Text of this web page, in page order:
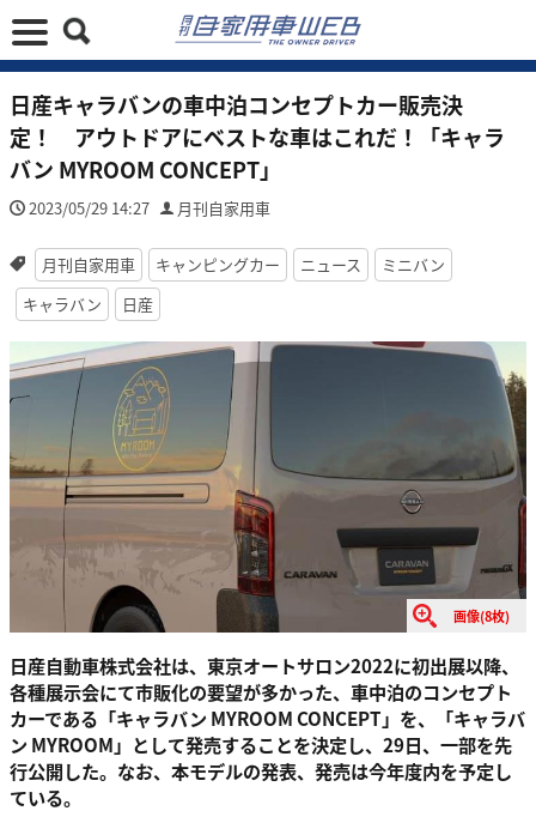
日産キャラバンの車中泊コンセプトカー販売決
定！ アウトドアにベストな車はこれだ！「キャラ
バン MYROOM CONCEPT」
2023/05/29 14:27 月刊自家用車
月刊自家用車 キャンピングカー ニュース
ミニバン
キャラバン
日産
画像(8枚)
日産自動車株式会社は、東京オートサロン2022に初出展以降、
各種展示会にて市販化の要望が多かった、車中泊のコンセプト
カーである「キャラバン MYROOM CONCEPT」を、「キャラバ
ン MYROOM」として発売することを決定し、29日、一部を先
行公開した。なお、本モデルの発表、発売は今年度内を予定し
ている。